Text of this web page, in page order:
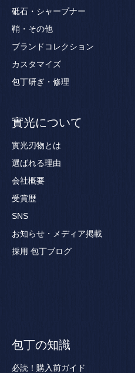
砥石・シャープナー
鞘・その他
ブランドコレクション
カスタマイズ
包丁研ぎ・修理
實光について
實光刃物とは
選ばれる理由
会社概要
受賞歴
SNS
お知らせ・メディア掲載
採用 包丁ブログ
包丁の知識
必読！購入前ガイド